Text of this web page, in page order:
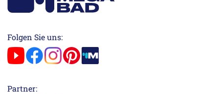
Folgen Sie uns:
Partner: